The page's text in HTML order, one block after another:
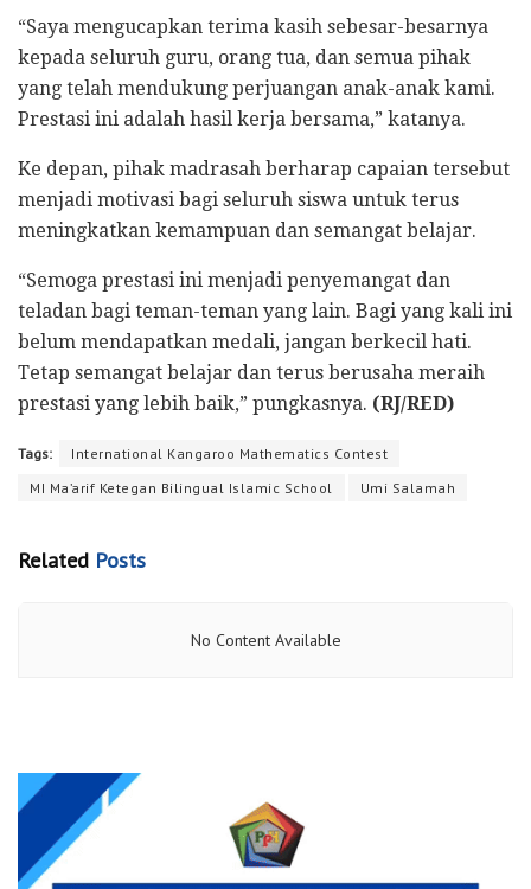
“Saya mengucapkan terima kasih sebesar-besarnya
kepada seluruh guru, orang tua, dan semua pihak
yang telah mendukung perjuangan anak-anak kami.
Prestasi ini adalah hasil kerja bersama,” katanya.
Ke depan, pihak madrasah berharap capaian tersebut
menjadi motivasi bagi seluruh siswa untuk terus
meningkatkan kemampuan dan semangat belajar.
“Semoga prestasi ini menjadi penyemangat dan
teladan bagi teman-teman yang lain. Bagi yang kali ini
belum mendapatkan medali, jangan berkecil hati.
Tetap semangat belajar dan terus berusaha meraih
prestasi yang lebih baik,” pungkasnya. (RJ/RED)
Tags:
International Kangaroo Mathematics Contest
MI Ma’arif Ketegan Bilingual Islamic School
Umi Salamah
Related Posts
No Content Available